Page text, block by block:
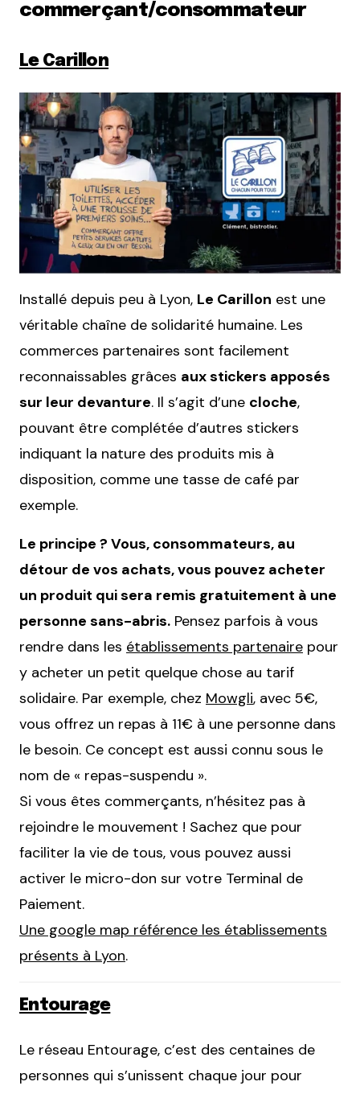
commerçant/consommateur
Le Carillon
Installé depuis peu à Lyon, Le Carillon est une
véritable chaîne de solidarité humaine. Les
commerces partenaires sont facilement
reconnaissables grâces aux stickers apposés
sur leur devanture. Il s’agit d’une cloche,
pouvant être complétée d’autres stickers
indiquant la nature des produits mis à
disposition, comme une tasse de café par
exemple.
Le principe ? Vous, consommateurs, au
détour de vos achats, vous pouvez acheter
un produit qui sera remis gratuitement à une
personne sans-abris. Pensez parfois à vous
rendre dans les établissements partenaire pour
y acheter un petit quelque chose au tarif
solidaire. Par exemple, chez Mowgli, avec 5€,
vous offrez un repas à 11€ à une personne dans
le besoin. Ce concept est aussi connu sous le
nom de « repas-suspendu ».
Si vous êtes commerçants, n’hésitez pas à
rejoindre le mouvement ! Sachez que pour
faciliter la vie de tous, vous pouvez aussi
activer le micro-don sur votre Terminal de
Paiement.
Une google map référence les établissements
présents à Lyon.
Entourage
Le réseau Entourage, c’est des centaines de
personnes qui s’unissent chaque jour pour